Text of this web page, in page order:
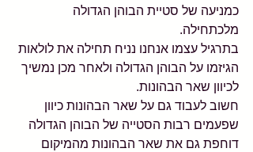
כמניעה של סטיית הבוהן הגדולה
מלכתחילה.
בתרגיל עצמו אנחנו נניח תחילה את לולאות
הגיזמו על הבוהן הגדולה ולאחר מכן נמשיך
לכיוון שאר הבהונות.
חשוב לעבוד גם על שאר הבהונות כיוון
שפעמים רבות הסטייה של הבוהן הגדולה
דוחפת גם את שאר הבהונות מהמיקום